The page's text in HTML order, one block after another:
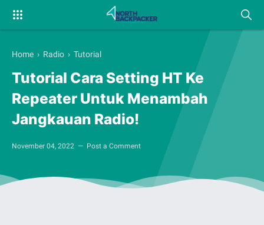
Home › Radio › Tutorial
Tutorial Cara Setting HT Ke
Repeater Untuk Menambah
Jangkauan Radio!
November 04, 2022 Post a Comment